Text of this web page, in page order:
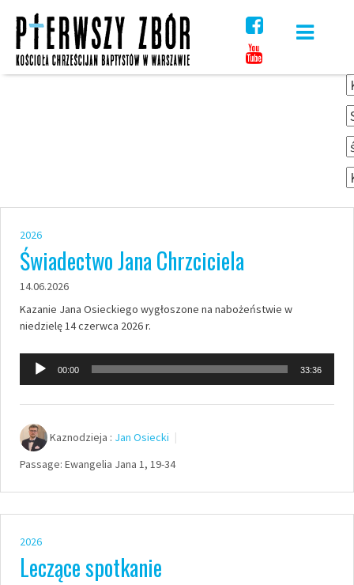
content
2026
Świadectwo Jana Chrzciciela
14.06.2026
Kazanie Jana Osieckiego wygłoszone na nabożeństwie w
niedzielę 14 czerwca 2026 r.
Odtwarzacz
plików
dźwiękowych
00:00 33:36
Kaznodzieja : Jan Osiecki
Passage: Ewangelia Jana 1, 19-34
2026
Leczące spotkanie